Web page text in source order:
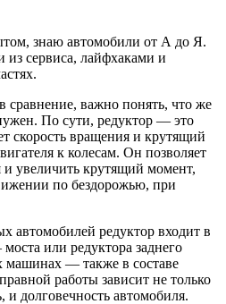
знаю автомобили от А до Я.
сервиса, лайфхаками и
сравнение, важно понять, что же
По сути, редуктор — это
скорость вращения и крутящий
к колесам. Он позволяет
и увеличить крутящий момент,
по бездорожью, при
автомобилей редуктор входит в
или редуктора заднего
машинах — также в составе
работы зависит не только
и долговечность автомобиля.